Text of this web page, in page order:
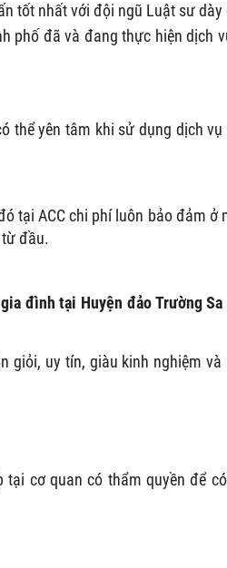
tốt nhất với đội ngũ Luật sư dày
phố đã và đang thực hiện dịch
thể yên tâm khi sử dụng dịch vụ
tại ACC chi phí luôn bảo đảm ở
đầu.
đình tại Huyện đảo Trường Sa
giỏi, uy tín, giàu kinh nghiệm và
tại cơ quan có thẩm quyền để